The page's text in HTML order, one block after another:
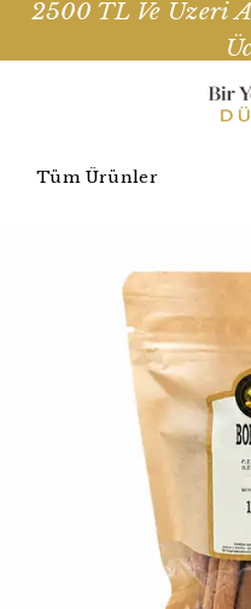
2500 TL Ve Üzeri
Tüm Ürünler